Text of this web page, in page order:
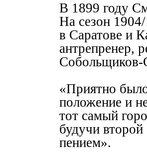
В 1899 году
На сезон 1904/
в Саратове и
антрепренер,
Собольщиков-
«Приятно
положение и
тот самый
будучи
пением».